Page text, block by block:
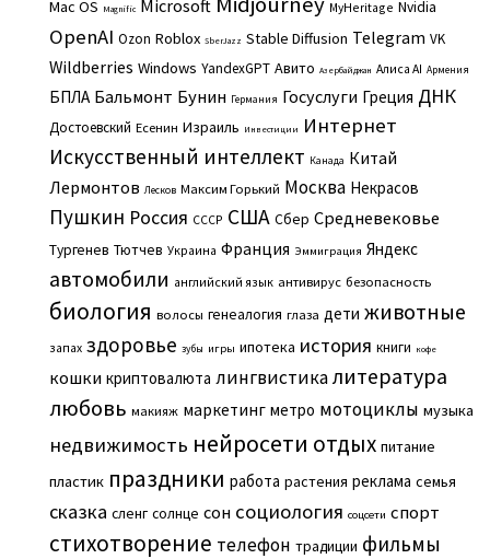
Mac OS Magnific Microsoft MyHeritage Nvidia
OpenAI Ozon Roblox SberJazz Stable Diffusion Telegram VK
Wildberries Windows YandexGPT Авито Азербайджан Алиса AI Армения
БПЛА Бальмонт Бунин Германия Госуслуги Греция ДНК
Достоевский Есенин Израиль Инвестиции Интернет
Искусственный интеллект Канада Китай
Лермонтов Лесков Максим Горький Москва Некрасов
Пушкин Россия СССР США Сбер Средневековье
Тургенев Тютчев Украина Франция Эммиграция Яндекс
автомобили английский язык антивирус безопасность
биология волосы генеалогия глаза дети животные
запах здоровье зубы игры ипотека история книги кофе
кошки криптовалюта лингвистикалитература
любовь макияж маркетинг метро мотоциклы музыка
недвижимость нейросети отдых питание
пластик праздники работа растения реклама семья
сказка сленг солнце сон социология соцсети спорт
стихотворение телефон традиции фильмы